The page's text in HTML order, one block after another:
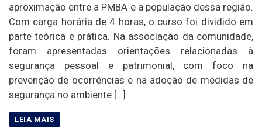
aproximação entre a PMBA e a população dessa região.
Com carga horária de 4 horas, o curso foi dividido em
parte teórica e prática. Na associação da comunidade,
foram apresentadas orientações relacionadas à
segurança pessoal e patrimonial, com foco na
prevenção de ocorrências e na adoção de medidas de
segurança no ambiente […]